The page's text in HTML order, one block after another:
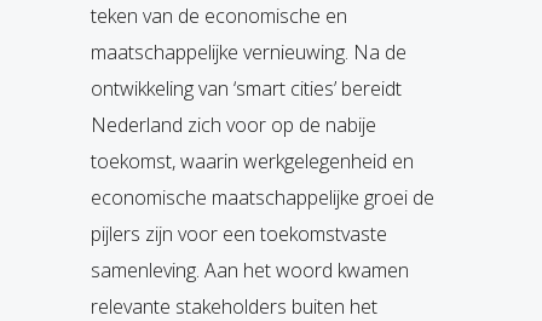
teken van de economische en
maatschappelijke vernieuwing. Na de
ontwikkeling van ‘smart cities’ bereidt
Nederland zich voor op de nabije
toekomst, waarin werkgelegenheid en
economische maatschappelijke groei de
pijlers zijn voor een toekomstvaste
samenleving. Aan het woord kwamen
relevante stakeholders buiten het